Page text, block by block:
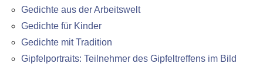
Gedichte aus der Arbeitswelt
Gedichte für Kinder
Gedichte mit Tradition
Gipfelportraits: Teilnehmer des Gipfeltreffens im Bild